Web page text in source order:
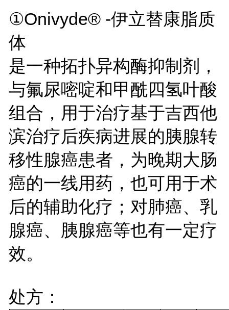
①Onivyde® -伊立替康脂质
体
是一种拓扑异构酶抑制剂，
与氟尿嘧啶和甲酰四氢叶酸
组合，用于治疗基于吉西他
滨治疗后疾病进展的胰腺转
移性腺癌患者，为晚期大肠
癌的一线用药，也可用于术
后的辅助化疗；对肺癌、乳
腺癌、胰腺癌等也有一定疗
效。
处方：